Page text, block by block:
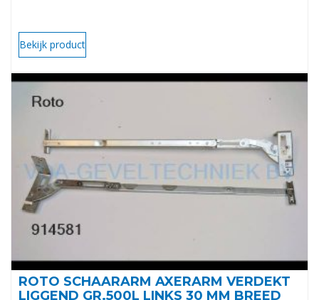
Bekijk product
ROTO SCHAARARM AXERARM VERDEKT
LIGGEND GR.500L LINKS 30 MM BREED